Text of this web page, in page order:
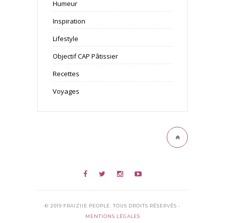
Humeur
Inspiration
Lifestyle
Objectif CAP Pâtissier
Recettes
Voyages
© 2019 FRAIZIIE PEOPLE. TOUS DROITS RÉSERVÉS -
MENTIONS LÉGALES